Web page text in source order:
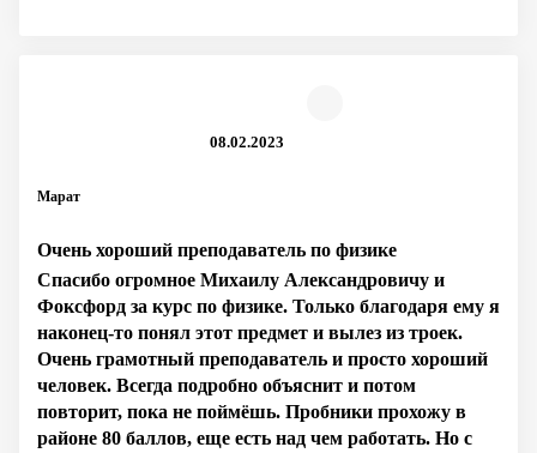
Марат
08.02.2023
Очень хороший преподаватель по физике
Спасибо огромное Михаилу Александровичу и
Фоксфорд за курс по физике. Только благодаря ему я
наконец-то понял этот предмет и вылез из троек.
Очень грамотный преподаватель и просто хороший
человек. Всегда подробно объяснит и потом
повторит, пока не поймёшь. Пробники прохожу в
районе 80 баллов, еще есть над чем работать. Но с